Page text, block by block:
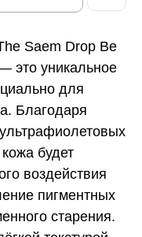
Saem Drop Be
это уникальное
для
Благодаря
будет
воздействия
пигментных
старения.